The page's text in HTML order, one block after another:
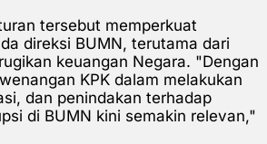
tersebut memperkuat
direksi BUMN, terutama dari
keuangan Negara. "Dengan
KPK dalam melakukan
dan penindakan terhadap
di BUMN kini semakin relevan,"